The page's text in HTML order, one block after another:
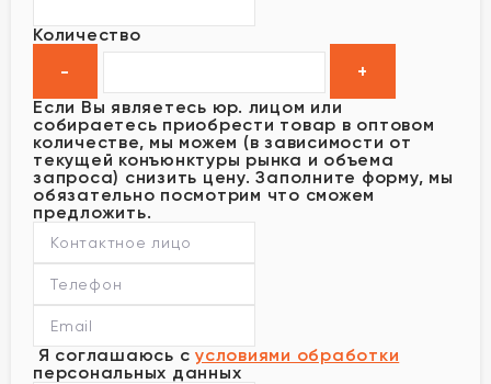
Количество
Если Вы являетесь юр. лицом или
собираетесь приобрести товар в оптовом
количестве, мы можем (в зависимости от
текущей конъюнктуры рынка и объема
запроса) снизить цену. Заполните форму, мы
обязательно посмотрим что сможем
предложить.
Я соглашаюсь с условиями обработки
персональных данных